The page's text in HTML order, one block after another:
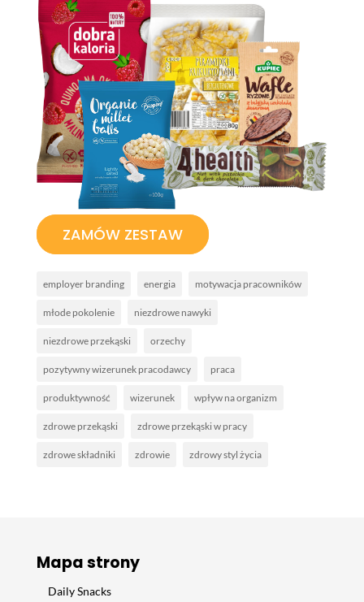
ZAMÓW ZESTAW
employer branding energia motywacja pracowników
młode pokolenie niezdrowe nawyki
niezdrowe przekąski orzechy
pozytywny wizerunek pracodawcy praca
produktywność wizerunek wpływ na organizm
zdrowe przekąski zdrowe przekąski w pracy
zdrowe składniki zdrowie zdrowy styl życia
Mapa strony
Daily Snacks